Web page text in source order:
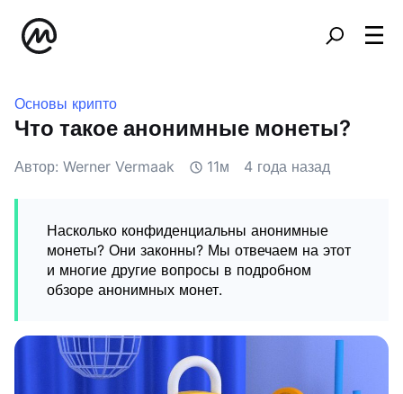
Основы крипто
Что такое анонимные монеты?
Автор: Werner Vermaak 11м 4 года назад
Насколько конфиденциальны анонимные
монеты? Они законны? Мы отвечаем на этот
и многие другие вопросы в подробном
обзоре анонимных монет.